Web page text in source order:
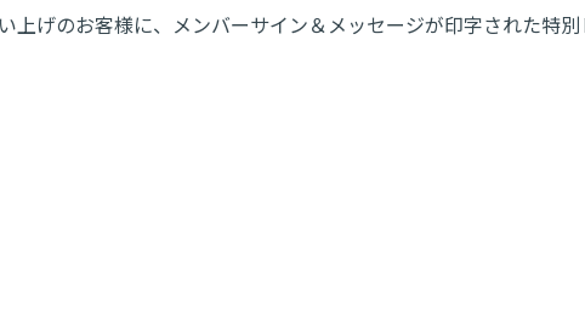
げのお客様に、メンバーサイン＆メッセージが印字された特